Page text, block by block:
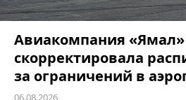
Авиакомпания «Ямал»
скорректировала
за ограничений в
06.08.2026